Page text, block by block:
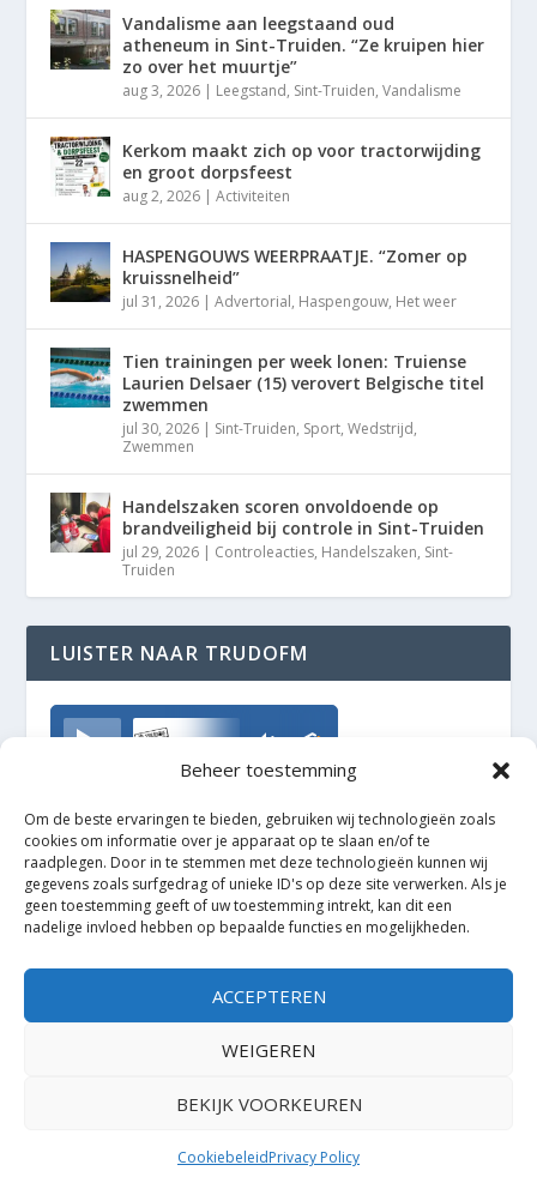
Beheer toestemming
Om de beste ervaringen te bieden, gebruiken wij technologieën zoals
cookies om informatie over je apparaat op te slaan en/of te
raadplegen. Door in te stemmen met deze technologieën kunnen wij
gegevens zoals surfgedrag of unieke ID's op deze site verwerken. Als je
geen toestemming geeft of uw toestemming intrekt, kan dit een
nadelige invloed hebben op bepaalde functies en mogelijkheden.
ACCEPTEREN
WEIGEREN
BEKIJK VOORKEUREN
CookiebeleidPrivacy Policy
Vandalisme aan leegstaand oud
atheneum in Sint-Truiden. “Ze kruipen hier
zo over het muurtje”
aug 3, 2026 | Leegstand, Sint-Truiden,Vandalisme
Kerkom maakt zich op voor tractorwijding
en groot dorpsfeest
aug 2, 2026 |Activiteiten
HASPENGOUWS WEERPRAATJE. “Zomer op
kruissnelheid”
jul 31, 2026 |Advertorial, Haspengouw, Het weer
Tien trainingen per week lonen: Truiense
Laurien Delsaer (15) verovert Belgische titel
zwemmen
jul 30, 2026 | Sint-Truiden, Sport,Wedstrijd,
Zwemmen
Handelszaken scoren onvoldoende op
brandveiligheid bij controle in Sint-Truiden
jul 29, 2026 | Controleacties, Handelszaken, Sint-
Truiden
LUISTER NAAR TRUDOFM
TrudoFM
Elegant Themes| Mogelijk gemaakt door